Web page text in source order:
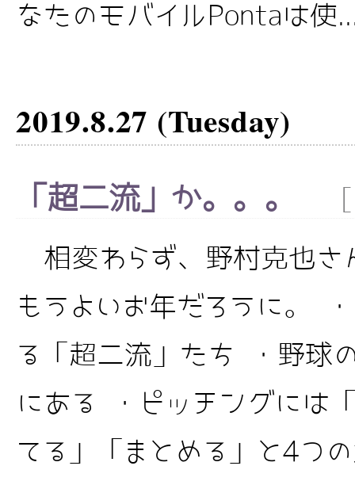
なたのモバイルPontaは使
2019.8.27 (Tuesday)
「超二流」か。。。
相変わらず、野村克也さ
もうよいお年だろうに。
る「超二流」たち ・野球
にある ・ピッチングには
てる」「まとめる」と4つ